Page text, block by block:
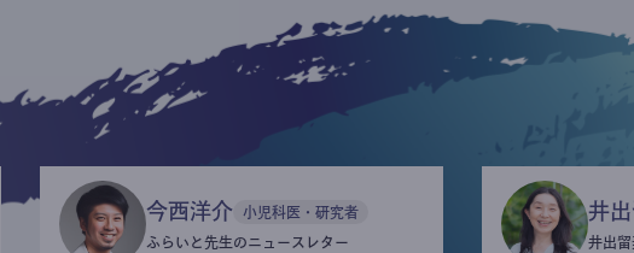
今西洋介 小児科医・研究者
ふらいと先生のニュースレター
井
井出